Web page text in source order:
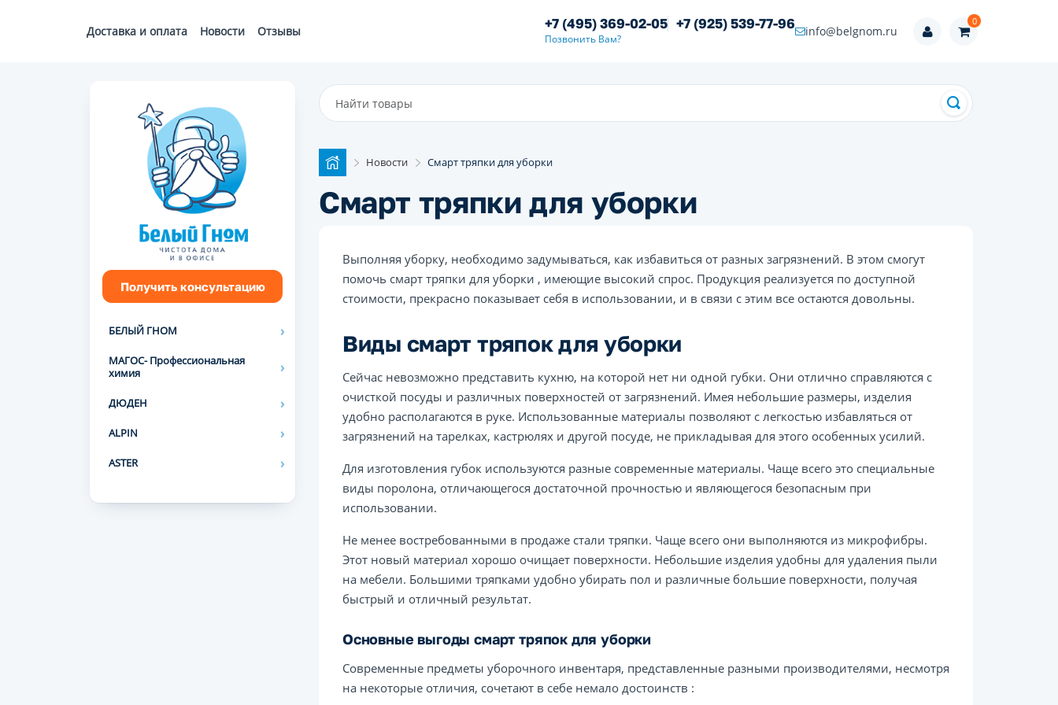
Доставка и оплата Новости Отзывы +7 (495) 369-02-05 +7 (925) 539-77-96
Позвонить Вам?
info@belgnom.ru
0
Получить консультацию
БЕЛЫЙ ГНОМ
МАГОС- Профессиональная
химия
ДЮДЕН
ALPIN
ASTER
Новости Смарт тряпки для уборки
Смарт тряпки для уборки
Выполняя уборку, необходимо задумываться, как избавиться от разных загрязнений. В этом смогут
помочь смарт тряпки для уборки , имеющие высокий спрос. Продукция реализуется по доступной
стоимости, прекрасно показывает себя в использовании, и в связи с этим все остаются довольны.
Виды смарт тряпок для уборки
Сейчас невозможно представить кухню, на которой нет ни одной губки. Они отлично справляются с
очисткой посуды и различных поверхностей от загрязнений. Имея небольшие размеры, изделия
удобно располагаются в руке. Использованные материалы позволяют с легкостью избавляться от
загрязнений на тарелках, кастрюлях и другой посуде, не прикладывая для этого особенных усилий.
Для изготовления губок используются разные современные материалы. Чаще всего это специальные
виды поролона, отличающегося достаточной прочностью и являющегося безопасным при
использовании.
Не менее востребованными в продаже стали тряпки. Чаще всего они выполняются из микрофибры.
Этот новый материал хорошо очищает поверхности. Небольшие изделия удобны для удаления пыли
на мебели. Большими тряпками удобно убирать пол и различные большие поверхности, получая
быстрый и отличный результат.
Основные выгоды смарт тряпок для уборки
Современные предметы уборочного инвентаря, представленные разными производителями, несмотря
на некоторые отличия, сочетают в себе немало достоинств :